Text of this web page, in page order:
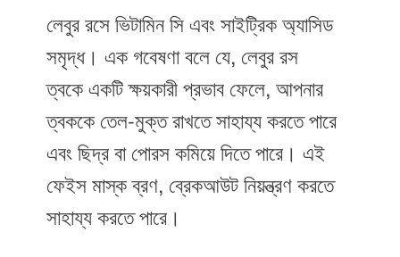
লেবুর রসে ভিটামিন সি এবং সাইট্রিক অ্যাসিড
সমৃদ্ধ। এক গবেষণা বলে যে, লেবুর রস
ত্বকে একটি ক্ষয়কারী প্রভাব ফেলে, আপনার
ত্বককে তেল-মুক্ত রাখতে সাহায্য করতে পারে
এবং ছিদ্র বা পোরস কমিয়ে দিতে পারে। এই
ফেইস মাস্ক ব্রণ, ব্রেকআউট নিয়ন্ত্রণ করতে
সাহায্য করতে পারে।